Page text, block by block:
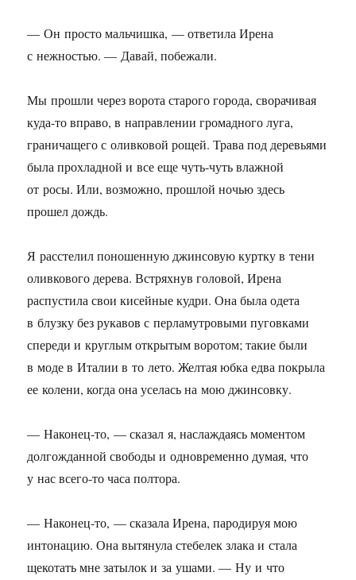
— Он просто мальчишка, — ответила Ирена
с нежностью. — Давай, побежали.
Мы прошли через ворота старого города, сворачивая
куда-то вправо, в направлении громадного луга,
граничащего с оливковой рощей. Трава под деревьями
была прохладной и все еще чуть-чуть влажной
от росы. Или, возможно, прошлой ночью здесь
прошел дождь.
Я расстелил поношенную джинсовую куртку в тени
оливкового дерева. Встряхнув головой, Ирена
распустила свои кисейные кудри. Она была одета
в блузку без рукавов с перламутровыми пуговками
спереди и круглым открытым воротом; такие были
в моде в Италии в то лето. Желтая юбка едва покрыла
ее колени, когда она уселась на мою джинсовку.
— Наконец-то, — сказал я, наслаждаясь моментом
долгожданной свободы и одновременно думая, что
у нас всего-то часа полтора.
— Наконец-то, — сказала Ирена, пародируя мою
интонацию. Она вытянула стебелек злака и стала
щекотать мне затылок и за ушами. — Ну и что